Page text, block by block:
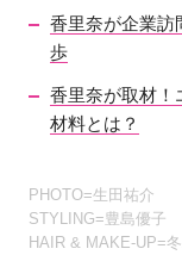
香里奈が企業訪
歩
香里奈が取材！
材料とは？
PHOTO=生田祐介
STYLING=豊島優子
HAIR & MAKE-UP=冬